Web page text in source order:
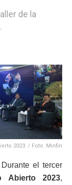
de la
2023. / Foto: Minfin
el tercer
Abierto 2023,